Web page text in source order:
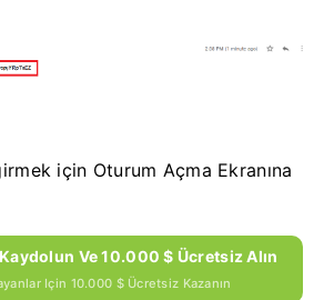
için Oturum Açma Ekranına
Ve 10.000 $ Ücretsiz Alın
Için 10.000 $ Ücretsiz Kazanın